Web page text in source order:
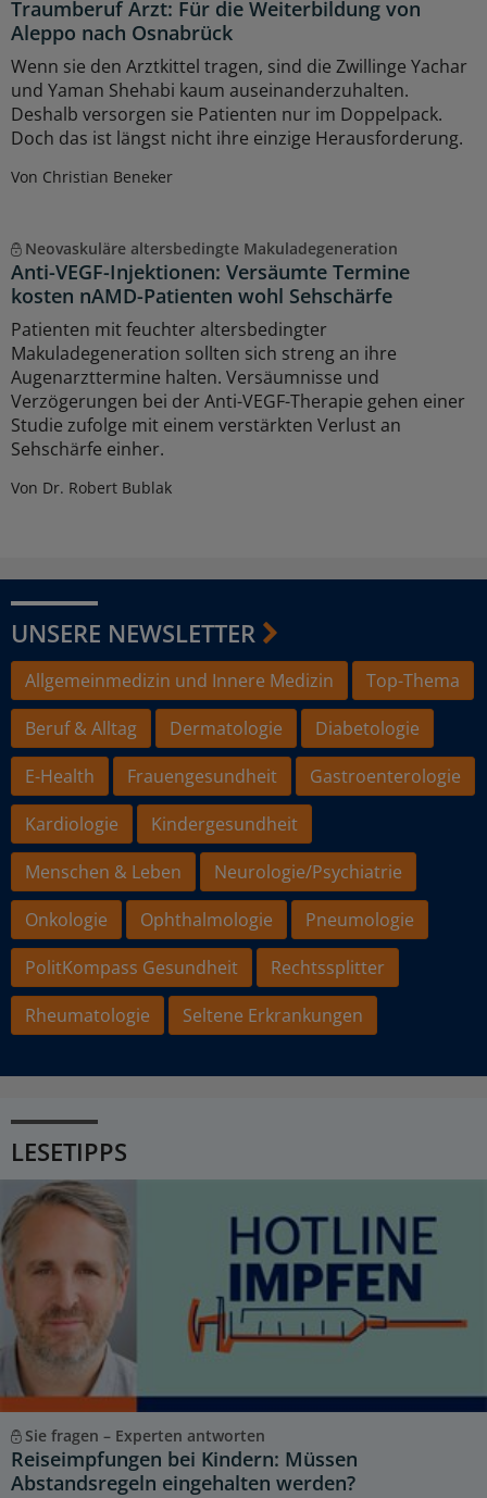
Traumberuf Arzt: Für die Weiterbildung von
Aleppo nach Osnabrück
Wenn sie den Arztkittel tragen, sind die Zwillinge Yachar
und Yaman Shehabi kaum auseinanderzuhalten.
Deshalb versorgen sie Patienten nur im Doppelpack.
Doch das ist längst nicht ihre einzige Herausforderung.
Von Christian Beneker
Neovaskuläre altersbedingte Makuladegeneration
Anti-VEGF-Injektionen: Versäumte Termine
kosten nAMD-Patienten wohl Sehschärfe
Patienten mit feuchter altersbedingter
Makuladegeneration sollten sich streng an ihre
Augenarzttermine halten. Versäumnisse und
Verzögerungen bei der Anti-VEGF-Therapie gehen einer
Studie zufolge mit einem verstärkten Verlust an
Sehschärfe einher.
Von Dr. Robert Bublak
UNSERE NEWSLETTER
Allgemeinmedizin und Innere Medizin
Top-Thema
Beruf & Alltag
Dermatologie
Diabetologie
E-Health
Frauengesundheit
Gastroenterologie
Kardiologie
Kindergesundheit
Menschen & Leben
Neurologie/Psychiatrie
Onkologie
Ophthalmologie
Pneumologie
PolitKompass Gesundheit
Rechtssplitter
Rheumatologie
Seltene Erkrankungen
LESETIPPS
Sie fragen – Experten antworten
Reiseimpfungen bei Kindern: Müssen
Abstandsregeln eingehalten werden?